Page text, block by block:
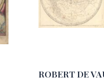
ROBERT DE